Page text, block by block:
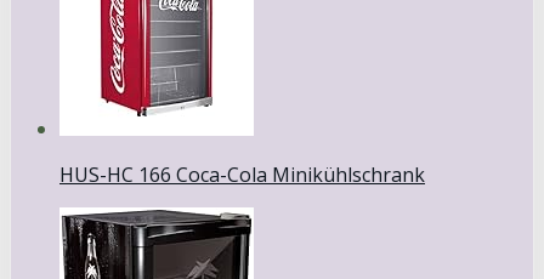
HUS-HC 166 Coca-Cola Minikühlschrank